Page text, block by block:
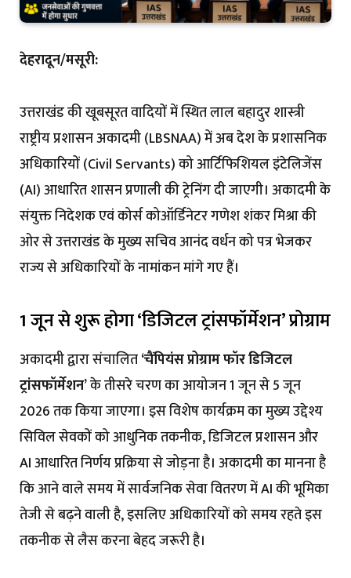
देहरादून/मसूरी:
उत्तराखंड की खूबसूरत वादियों में स्थित लाल बहादुर शास्त्री
राष्ट्रीय प्रशासन अकादमी (LBSNAA) में अब देश के प्रशासनिक
अधिकारियों (Civil Servants) को आर्टिफिशियल इंटेलिजेंस
(AI) आधारित शासन प्रणाली की ट्रेनिंग दी जाएगी। अकादमी के
संयुक्त निदेशक एवं कोर्स कोऑर्डिनेटर गणेश शंकर मिश्रा की
ओर से उत्तराखंड के मुख्य सचिव आनंद वर्धन को पत्र भेजकर
राज्य से अधिकारियों के नामांकन मांगे गए हैं।
1 जून से शुरू होगा ‘डिजिटल ट्रांसफॉर्मेशन’ प्रोग्राम
अकादमी द्वारा संचालित‘चैंपियंस प्रोग्राम फॉर डिजिटल
ट्रांसफॉर्मेशन’के तीसरे चरण का आयोजन 1 जून से 5 जून
2026 तक किया जाएगा। इस विशेष कार्यक्रम का मुख्य उद्देश्य
सिविल सेवकों को आधुनिक तकनीक, डिजिटल प्रशासन और
AI आधारित निर्णय प्रक्रिया से जोड़ना है। अकादमी का मानना है
कि आने वाले समय में सार्वजनिक सेवा वितरण में AI की भूमिका
तेजी से बढ़ने वाली है, इसलिए अधिकारियों को समय रहते इस
तकनीक से लैस करना बेहद जरूरी है।